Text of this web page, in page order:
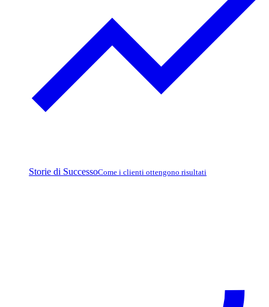
Storie di SuccessoCome i clienti ottengono risultati